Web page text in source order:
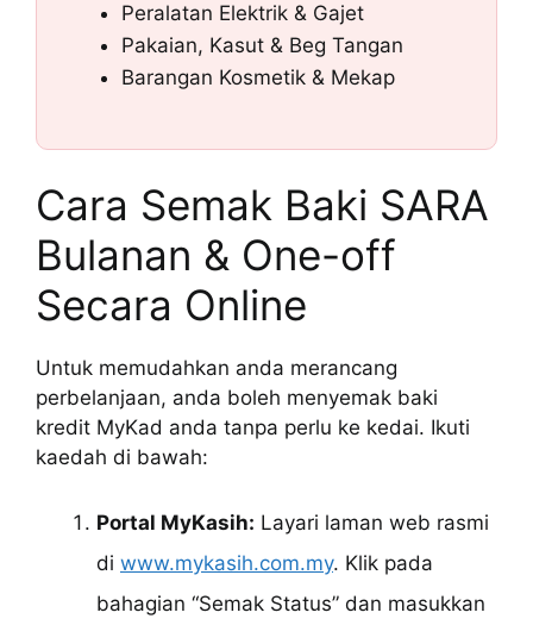
Peralatan Elektrik & Gajet
Pakaian, Kasut & Beg Tangan
Barangan Kosmetik & Mekap
Cara Semak Baki SARA
Bulanan & One-off
Secara Online
Untuk memudahkan anda merancang
perbelanjaan, anda boleh menyemak baki
kredit MyKad anda tanpa perlu ke kedai. Ikuti
kaedah di bawah:
Portal MyKasih: Layari laman web rasmi
di www.mykasih.com.my. Klik pada
bahagian “Semak Status” dan masukkan